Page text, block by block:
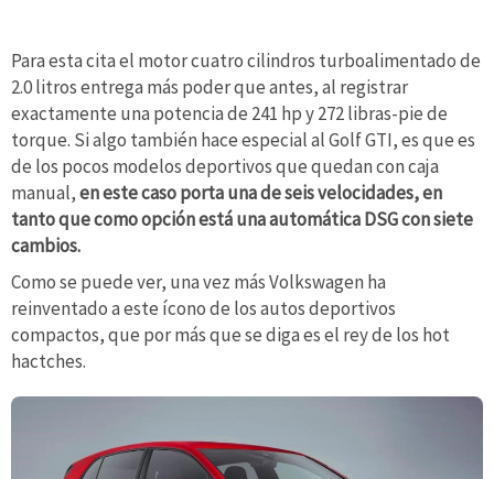
Para esta cita el motor cuatro cilindros turboalimentado de
2.0 litros entrega más poder que antes, al registrar
exactamente una potencia de 241 hp y 272 libras-pie de
torque. Si algo también hace especial al Golf GTI, es que es
de los pocos modelos deportivos que quedan con caja
manual,en este caso porta una de seis velocidades, en
tanto que como opción está una automática DSG con siete
cambios.
Como se puede ver, una vez más Volkswagen ha
reinventado a este ícono de los autos deportivos
compactos, que por más que se diga es el rey de los hot
hactches.